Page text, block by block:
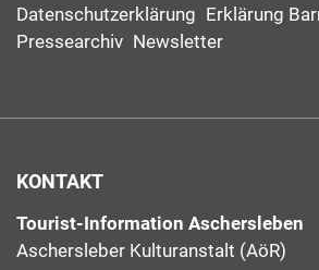
Datenschutzerklärung Erklärung
Pressearchiv Newsletter
KONTAKT
Tourist-Information Aschersleben
Aschersleber Kulturanstalt (AöR)